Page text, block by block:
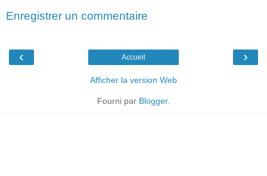
Enregistrer un commentaire
‹ ›
Accueil
Afficher la version Web
Fourni par Blogger.